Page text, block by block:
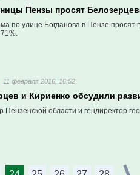
Пензы просят
по улице Богданова в Пензе просят
11 февраля 2016, 16:52
и Кириенко обсудили
Пензенской области и гендиректор